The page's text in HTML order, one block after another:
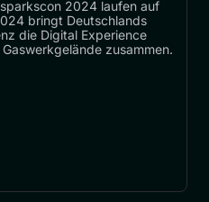
2024 laufen auf
bringt Deutschlands
die Digital Experience